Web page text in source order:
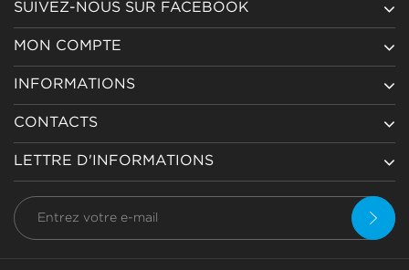
SUIVEZ-NOUS SUR FACEBOOK
MON COMPTE
INFORMATIONS
CONTACTS
LETTRE D'INFORMATIONS